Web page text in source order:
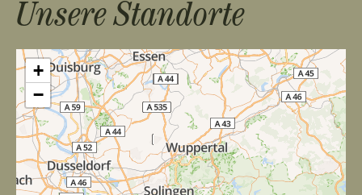
t
a
l
t
u
n
Unsere Standorte
+
−